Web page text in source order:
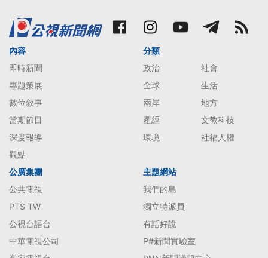
內容
即時新聞
專題策展
數位敘事
當期節目
深度報導
觀點
分類
政治
社會
全球
生活
兩岸
地方
產經
文教科技
環境
社福人權
公廣集團
公共電視
PTS TW
公視台語台
中華電視公司
主題網站
我們的島
獨立特派員
有話好說
P#新聞實驗室